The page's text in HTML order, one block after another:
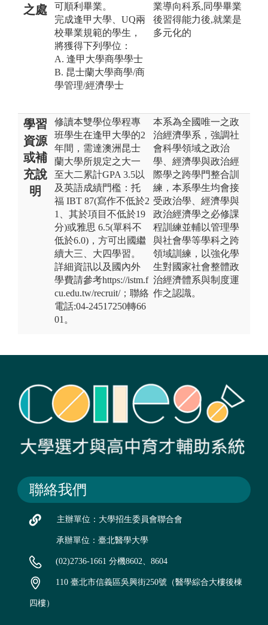
之處
可順利畢業。
完成逢甲大學、UQ兩
校畢業規範的學生，
將獲得下列學位：
A. 逢甲大學商學學士
B. 昆士蘭大學商學/商
學管理/經濟學士
業導向科系,同學畢業
後習得能力後,就業是
多元化的
學習
資源
或補
充說
明
修讀本雙學位學程專
班學生在逢甲大學的2
年間，需達澳洲昆士
蘭大學所規定之大一
至大二累計GPA 3.5以
及英語成績門檻：托
福 IBT 87(寫作不低於2
1、其於項目不低於19
分)或雅思 6.5(單科不
低於6.0)，方可出國繼
續大三、大四學習。
詳細資訊以及國內外
學費請參考https://istm.f
cu.edu.tw/recruit/；聯絡
電話:04-24517250轉66
01。
本系為全國唯一之政
治經濟學系，強調社
會科學領域之政治
學、經濟學與政治經
際學之跨學門整合訓
練，本系學生均會接
受政治學、經濟學與
政治經濟學之必修課
程訓練並輔以管理學
與社會學等學科之跨
領域訓練，以強化學
生對國家社會整體政
治經濟體系與制度運
作之認識。
聯絡我們
主辦單位：大學招生委員會聯合會
承辦單位：臺北醫學大學
(02)2736-1661 分機8602、8604
110 臺北市信義區吳興街250號（醫學綜合大樓後棟
四樓）